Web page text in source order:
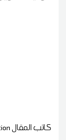
كاتب المقال